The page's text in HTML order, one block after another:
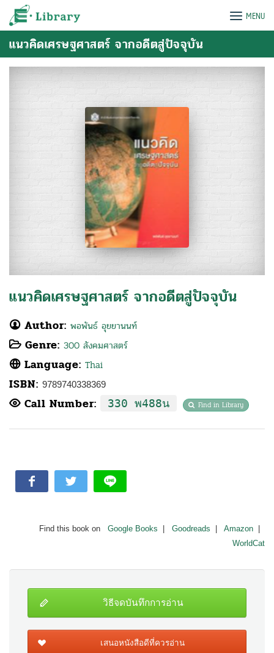
Skip
e-Library MENU
แนวคิดเศรษฐศาสตร์ จากอดีตสู่ปัจจุบัน
แนวคิดเศรษฐศาสตร์ จากอดีตสู่ปัจจุบัน
Author: พอพันธ์ อุยยานนท์
Genre: 300 สังคมศาสตร์
Language: Thai
ISBN: 9789740338369
Call Number: 330 พ488น Find in Library
Find this book on Google Books Goodreads Amazon
WorldCat
วิธีจดบันทึกการอ่าน
เสนอหนังสือดีที่ควรอ่าน